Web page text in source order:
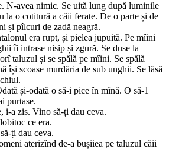
N-avea nimic. Se uită lung după luminile
la o cotitură a căii ferate. De o parte și de
și pîlcuri de zadă neagră.
era rupt, și pielea jupuită. Pe mîini
îi intrase nisip și zgură. Se duse la
taluzul și se spălă pe mîini. Se spălă
își scoase murdăria de sub unghii. Se lăsă
și-odată o să-i pice în mînă. O să-1
purtase.
a zis. Vino să-ți dau ceva.
ce era.
ți dau ceva.
aterizînd de-a bușiiea pe taluzul căii